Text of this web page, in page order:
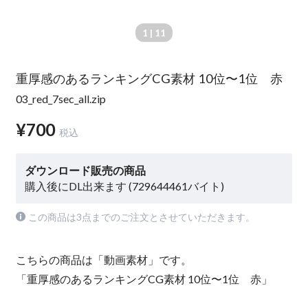
1 | 11
重厚感のあるランキングCG素材 10位〜1位 赤
03_red_7sec_all.zip
¥700 税込
ダウンロード販売の商品
購入後にDL出来ます (729644461バイト)
この商品は3点までのご注文とさせていただきます。
こちらの商品は「動画素材」です。
「重厚感のあるランキングCG素材 10位〜1位 赤」